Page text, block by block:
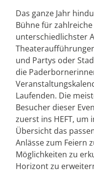
Das ganze Jahr
Bühne für
unterschiedlichster
und Partys oder
die
Laufenden. Die
Besucher dieser
zuerst ins HEFT, um
Übersicht das
Anlässe zum Feiern
Möglichkeiten zu
Horizont zu